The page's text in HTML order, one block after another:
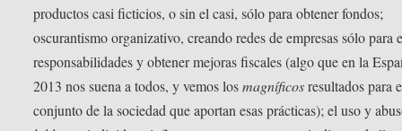
productos casi ficticios, o sin el casi, sólo para obtener fondos;
oscurantismo organizativo, creando redes de empresas sólo para
responsabilidades y obtener mejoras fiscales (algo que en la
2013 nos suena a todos, y vemos losmagníficosresultados para
conjunto de la sociedad que aportan esas prácticas); el uso y